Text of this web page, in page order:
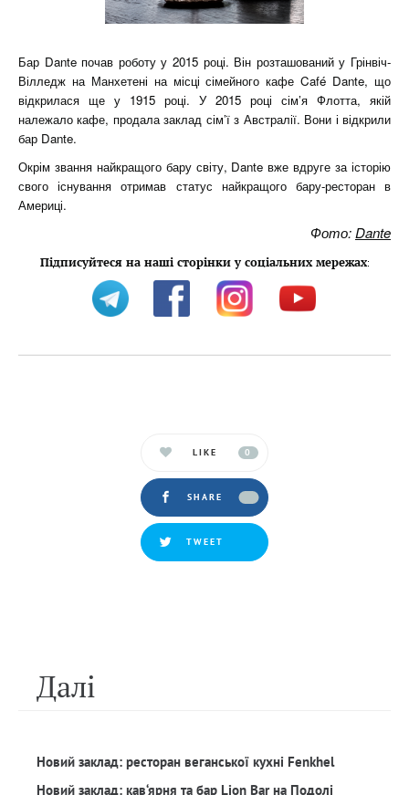
Бар Dante почав роботу у 2015 році. Він розташований у Грінвіч-
Вілледж на Манхетені на місці сімейного кафе Café Dante, що
відкрилася ще у 1915 році. У 2015 році сім’я Флотта, якій
належало кафе, продала заклад сім’ї з Австралії. Вони і відкрили
бар Dante.
Окрім звання найкращого бару світу, Dante вже вдруге за історію
свого існування отримав статус найкращого бару-ресторан в
Америці.
Фото:Dante
Підписуйтеся на наші сторінки у соціальних мережах:
LIKE 0
SHARE
TWEET
Далi
Новий заклад: ресторан веганської кухні Fenkhel
Новий заклад: кав‘ярня та бар Lion Bar на Подолі